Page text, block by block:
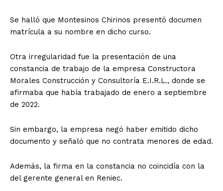
Se halló que Montesinos Chirinos presentó documen
matrícula a su nombre en dicho curso.
Otra irregularidad fue la presentación de una
constancia de trabajo de la empresa Constructora
Morales Construcción y Consultoría E.I.R.L., donde se
afirmaba que había trabajado de enero a septiembre
de 2022.
Sin embargo, la empresa negó haber emitido dicho
documento y señaló que no contrata menores de edad.
Además, la firma en la constancia no coincidía con la
del gerente general en Reniec.